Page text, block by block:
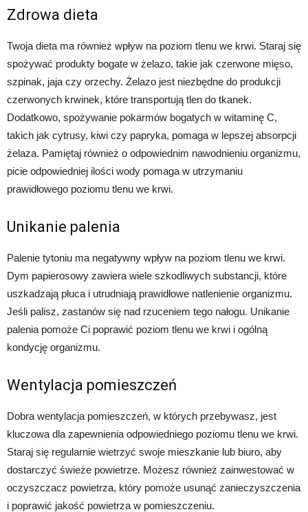
Zdrowa dieta
Twoja dieta ma również wpływ na poziom tlenu we krwi. Staraj się
spożywać produkty bogate w żelazo, takie jak czerwone mięso,
szpinak, jaja czy orzechy. Żelazo jest niezbędne do produkcji
czerwonych krwinek, które transportują tlen do tkanek.
Dodatkowo, spożywanie pokarmów bogatych w witaminę C,
takich jak cytrusy, kiwi czy papryka, pomaga w lepszej absorpcji
żelaza. Pamiętaj również o odpowiednim nawodnieniu organizmu,
picie odpowiedniej ilości wody pomaga w utrzymaniu
prawidłowego poziomu tlenu we krwi.
Unikanie palenia
Palenie tytoniu ma negatywny wpływ na poziom tlenu we krwi.
Dym papierosowy zawiera wiele szkodliwych substancji, które
uszkadzają płuca i utrudniają prawidłowe natlenienie organizmu.
Jeśli palisz, zastanów się nad rzuceniem tego nałogu. Unikanie
palenia pomoże Ci poprawić poziom tlenu we krwi i ogólną
kondycję organizmu.
Wentylacja pomieszczeń
Dobra wentylacja pomieszczeń, w których przebywasz, jest
kluczowa dla zapewnienia odpowiedniego poziomu tlenu we krwi.
Staraj się regularnie wietrzyć swoje mieszkanie lub biuro, aby
dostarczyć świeże powietrze. Możesz również zainwestować w
oczyszczacz powietrza, który pomoże usunąć zanieczyszczenia
i poprawić jakość powietrza w pomieszczeniu.